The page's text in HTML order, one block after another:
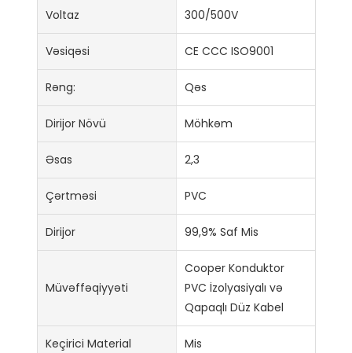
Voltaz 300/500V
Vəsiqəsi CE CCC ISO9001
Rəng: Qəs
Dirijor Növü Möhkəm
Əsas 2,3
Çərtməsi PVC
Dirijor 99,9% Saf Mis
Müvəffəqiyyəti
Cooper Konduktor
PVC İzolyasiyalı və
Qapaqlı Düz ​​Kabel
Keçirici Material Mis